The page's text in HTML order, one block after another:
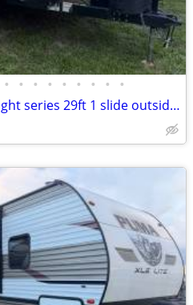
• • • • • • • • •
2021 Sunset Trail, super light series 29ft 1 slide outside kitchen